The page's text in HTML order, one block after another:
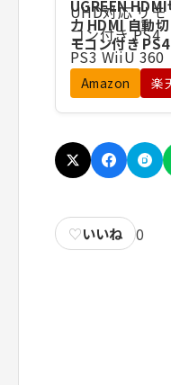
UGREEN
力 HDMI 自動
モコン付き
Amazon 楽
♡いいね 0